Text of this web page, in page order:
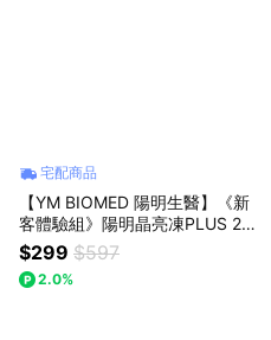
宅配商品
【YM BIOMED 陽明生醫】《新
客體驗組》陽明晶亮凍PLUS 2入
x3
$299 $597
2.0%